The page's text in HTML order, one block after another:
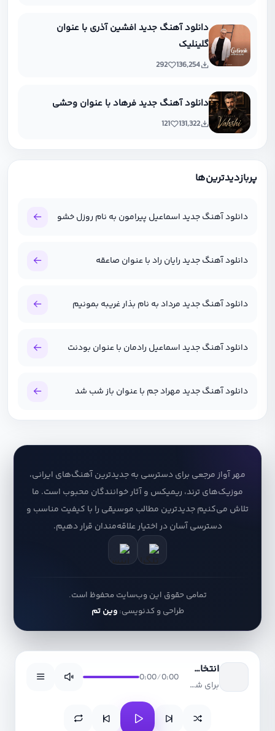
دانلود آهنگ جدید افشین آذری با عنوان
گلینلیک
136,254
292
دانلود آهنگ جدید فرهاد با عنوان وحشی
131,322
121
پربازدیدترین‌ها
دانلود آهنگ جدید اسماعیل پیرامون به نام روزل خشو
دانلود آهنگ جدید رایان راد با عنوان صاعقه
دانلود آهنگ جدید مرداد به نام بذار غریبه بمونیم
دانلود آهنگ جدید اسماعیل رادمان با عنوان بودنت
دانلود آهنگ جدید مهراد جم با عنوان باز شب شد
مهر آواز مرجعی برای دسترسی به جدیدترین آهنگ‌های ایرانی،
موزیک‌های ترند، ریمیکس و آثار خوانندگان محبوب است. ما
تلاش می‌کنیم جدیدترین مطالب موسیقی را با کیفیت مناسب و
دسترسی آسان در اختیار علاقه‌مندان قرار دهیم.
تمامی حقوق این وب‌سایت محفوظ است.
طراحی و کدنویسی:وین تم
انتخاب آهنگ
برای شروع روی دکمه پخش یکی از آهنگ‌ها بزنید
0:00/0:00